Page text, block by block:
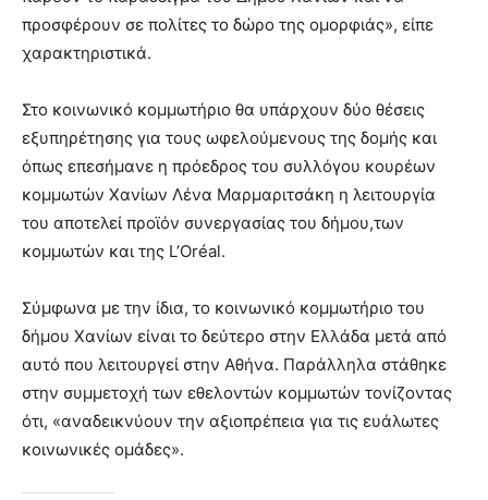
προσφέρουν σε πολίτες το δώρο της ομορφιάς», είπε
χαρακτηριστικά.
Στο κοινωνικό κομμωτήριο θα υπάρχουν δύο θέσεις
εξυπηρέτησης για τους ωφελούμενους της δομής και
όπως επεσήμανε η πρόεδρος του συλλόγου κουρέων
κομμωτών Χανίων Λένα Μαρμαριτσάκη η λειτουργία
του αποτελεί προϊόν συνεργασίας του δήμου,των
κομμωτών και της L’Οréal.
Σύμφωνα με την ίδια, το κοινωνικό κομμωτήριο του
δήμου Χανίων είναι το δεύτερο στην Ελλάδα μετά από
αυτό που λειτουργεί στην Αθήνα. Παράλληλα στάθηκε
στην συμμετοχή των εθελοντών κομμωτών τονίζοντας
ότι, «αναδεικνύουν την αξιοπρέπεια για τις ευάλωτες
κοινωνικές ομάδες».